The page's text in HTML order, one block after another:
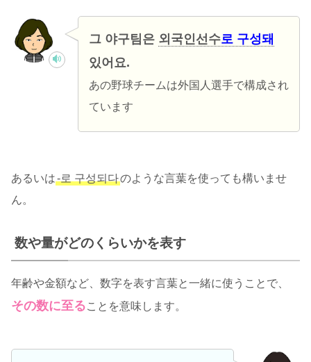
그 야구팀은 외국인선수로 구성돼
있어요.
あの野球チームは外国人選手で構成され
ています
あるいは-로 구성되다のような言葉を使っても構いませ
ん。
数や量がどのくらいかを表す
年齢や金額など、数字を表す言葉と一緒に使うことで、
その数に至ることを意味します。